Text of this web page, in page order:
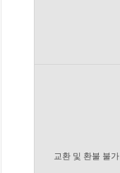
교환 및 환불 불가